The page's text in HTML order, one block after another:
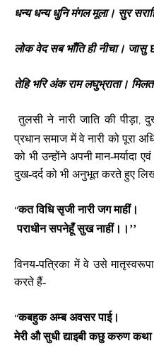
धन्य धन्य धुनि मंगल मूला। सुर
लोक वेद सब भाँति ही नीचा। जासु
तेहि भरि अंक राम लघुभ्राता।
तुलसी ने नारी जाति की पीड़ा,
प्रधान समाज में वे नारी को पूरा
को भी उन्होंने अपनी मान-मर्यादा
दुख-दर्द को भी अनुभूत करते हुए
‘‘कत विधि सृजी नारी जग माहीं।
पराधीन सपनेहूँ सुख नाहीं।।’’
विनय-पत्रिका में वे उसे
करते हैं-
‘‘कबहुक अम्ब अवसर पाई।
मेरी औ सुधी द्याइबी कछु करुण